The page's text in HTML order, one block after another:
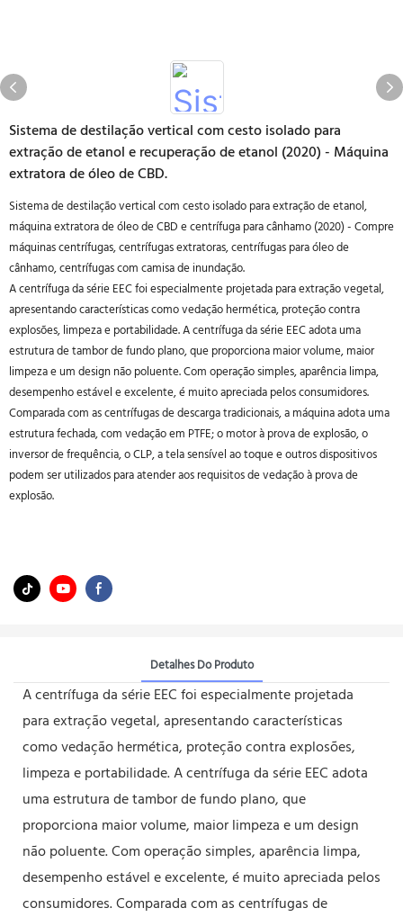
Sistema de destilação vertical com cesto isolado para
extração de etanol e recuperação de etanol (2020) - Máquina
extratora de óleo de CBD.
Sistema de destilação vertical com cesto isolado para extração de etanol,
máquina extratora de óleo de CBD e centrífuga para cânhamo (2020) - Compre
máquinas centrífugas, centrífugas extratoras, centrífugas para óleo de
cânhamo, centrífugas com camisa de inundação.
A centrífuga da série EEC foi especialmente projetada para extração vegetal,
apresentando características como vedação hermética, proteção contra
explosões, limpeza e portabilidade. A centrífuga da série EEC adota uma
estrutura de tambor de fundo plano, que proporciona maior volume, maior
limpeza e um design não poluente. Com operação simples, aparência limpa,
desempenho estável e excelente, é muito apreciada pelos consumidores.
Comparada com as centrífugas de descarga tradicionais, a máquina adota uma
estrutura fechada, com vedação em PTFE; o motor à prova de explosão, o
inversor de frequência, o CLP, a tela sensível ao toque e outros dispositivos
podem ser utilizados para atender aos requisitos de vedação à prova de
explosão.
Detalhes Do Produto
A centrífuga da série EEC foi especialmente projetada
para extração vegetal, apresentando características
como vedação hermética, proteção contra explosões,
limpeza e portabilidade. A centrífuga da série EEC adota
uma estrutura de tambor de fundo plano, que
proporciona maior volume, maior limpeza e um design
não poluente. Com operação simples, aparência limpa,
desempenho estável e excelente, é muito apreciada pelos
consumidores. Comparada com as centrífugas de